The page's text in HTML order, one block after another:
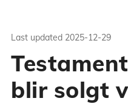
Last updated 2025-12-29
blir solgt